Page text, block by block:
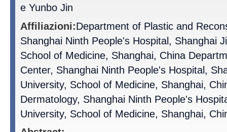
e Yunbo Jin
Affiliazioni:Department of Plastic and
Shanghai Ninth People's Hospital, Shanghai
School of Medicine, Shanghai, China
Center, Shanghai Ninth People's Hospital,
University, School of Medicine, Shanghai,
Dermatology, Shanghai Ninth People's
University, School of Medicine, Shanghai,